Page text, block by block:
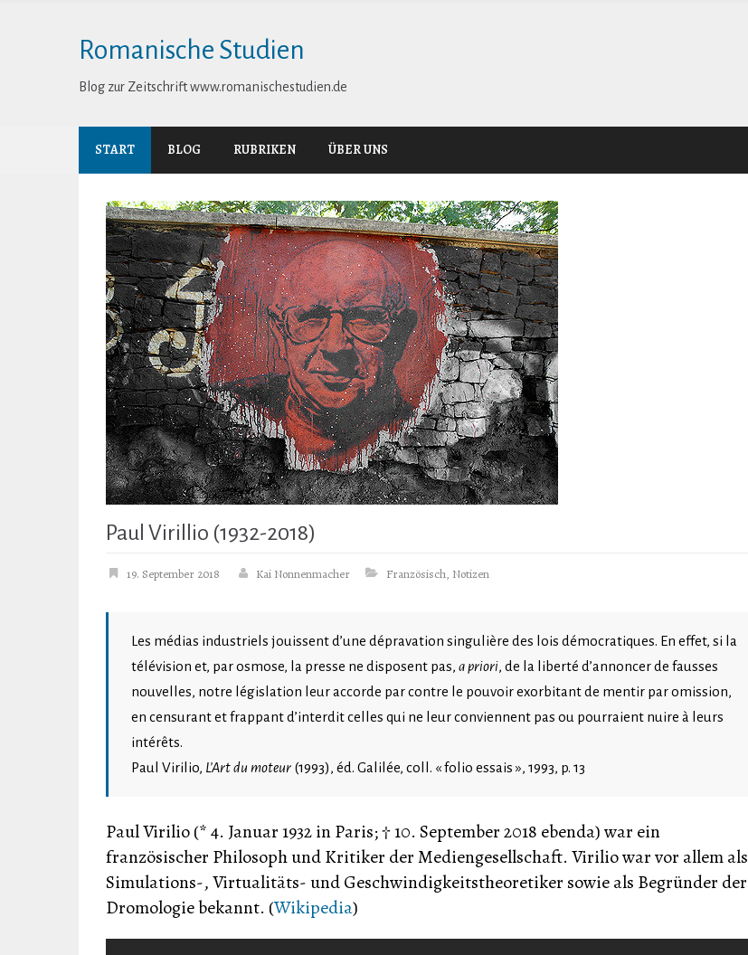
Romanische Studien
Blog zur Zeitschrift www.romanischestudien.de
START BLOG RUBRIKEN ÜBER UNS
Paul Virillio (1932-2018)
19. September 2018 Kai Nonnenmacher Französisch, Notizen
Les médias industriels jouissent d’une dépravation singulière des lois démocratiques. En effet, si la
télévision et, par osmose, la presse ne disposent pas, a priori, de la liberté d’annoncer de fausses
nouvelles, notre législation leur accorde par contre le pouvoir exorbitant de mentir par omission,
en censurant et frappant d’interdit celles qui ne leur conviennent pas ou pourraient nuire à leurs
intérêts.
Paul Virilio, L’Art du moteur (1993), éd. Galilée, coll. « folio essais », 1993, p. 13
Paul Virilio (* 4. Januar 1932 in Paris; † 10. September 2018 ebenda) war ein
französischer Philosoph und Kritiker der Mediengesellschaft. Virilio war vor allem als
Simulations-, Virtualitäts- und Geschwindigkeitstheoretiker sowie als Begründer der
Dromologie bekannt. (Wikipedia)